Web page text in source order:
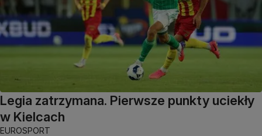
Legia zatrzymana. Pierwsze punkty uciekły
w Kielcach
EUROSPORT